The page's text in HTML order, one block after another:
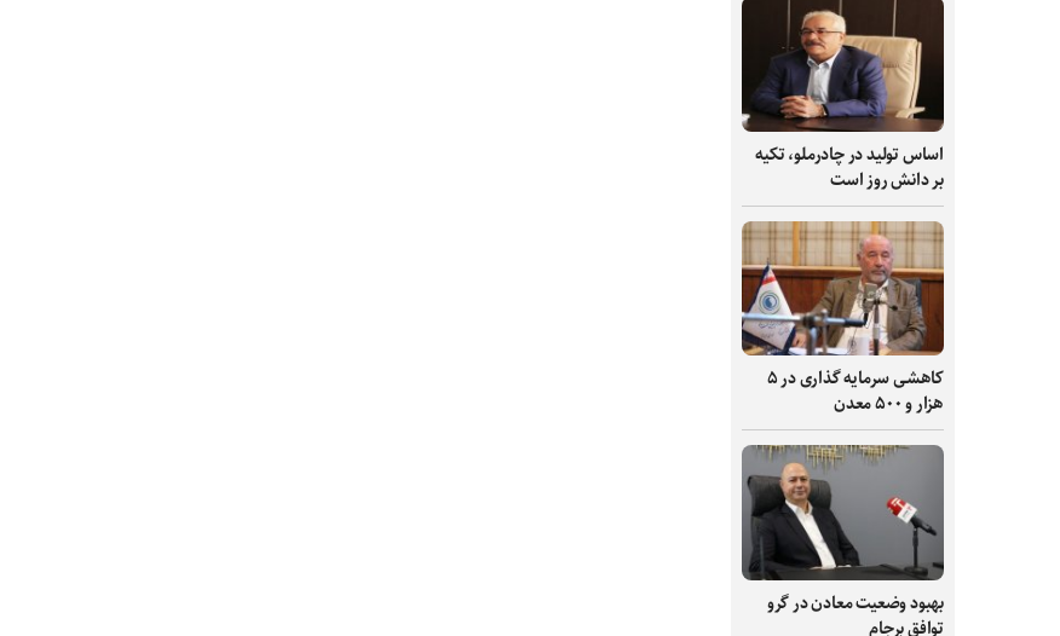
اساس تولید در چادرملو، تکیه
بر دانش‌ روز است
کاهشی سرمایه گذاری در ۵
هزار و ۵۰۰ معدن
بهبود وضعیت معادن در گرو
توافق برجام